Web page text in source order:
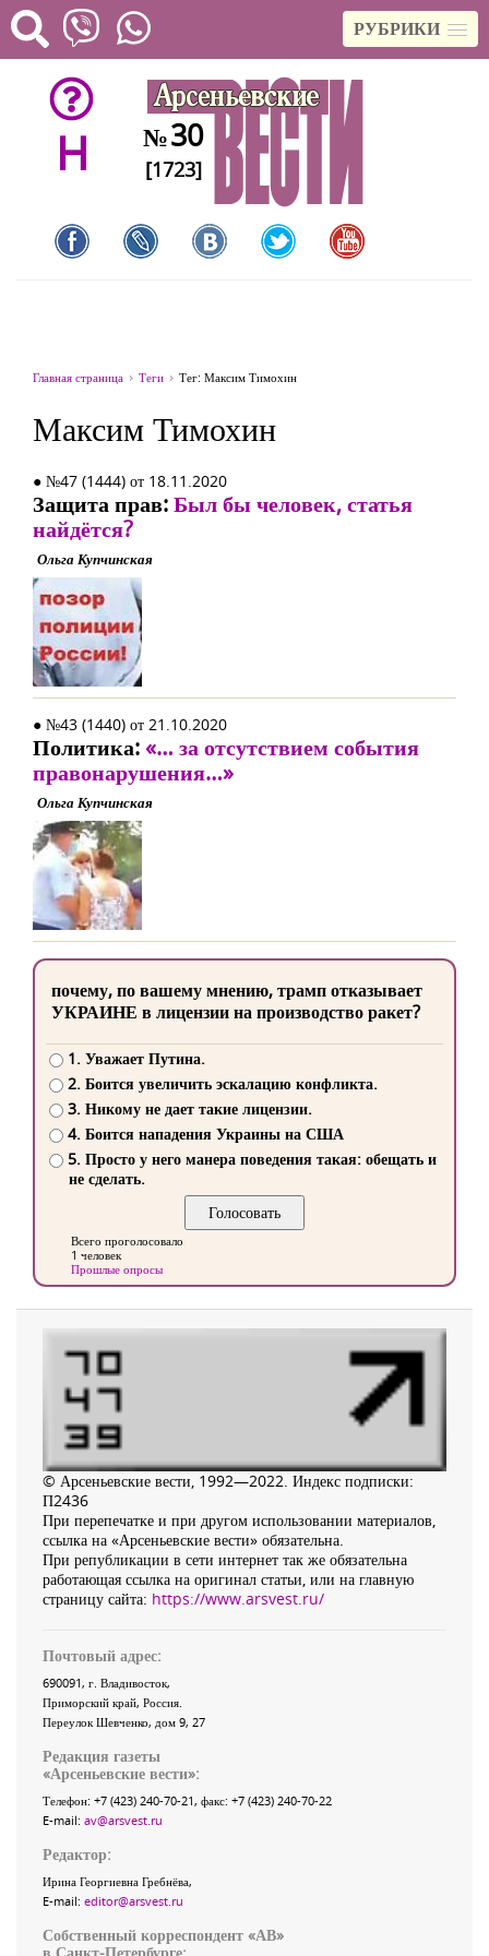
РУБРИКИ
H №30
[1723]
Главная страница Теги Тег: Максим Тимохин
Максим Тимохин
● №47 (1444) от 18.11.2020
Защита прав:Был бы человек, статья
найдётся?
Ольга Купчинская
● №43 (1440) от 21.10.2020
Политика:«… за отсутствием события
правонарушения…»
Ольга Купчинская
почему, по вашему мнению, трамп отказывает
УКРАИНЕ в лицензии на производство ракет?
1. Уважает Путина.
2. Боится увеличить эскалацию конфликта.
3. Никому не дает такие лицензии.
4. Боится нападения Украины на США
5. Просто у него манера поведения такая: обещать и
не сделать.
Всего проголосовало
1 человек
Прошлые опросы
© Арсеньевские вести, 1992—2022. Индекс подписки:
П2436
При перепечатке и при другом использовании материалов,
ссылка на «Арсеньевские вести» обязательна.
При републикации в сети интернет так же обязательна
работающая ссылка на оригинал статьи, или на главную
страницу сайта: https://www.arsvest.ru/
Почтовый адрес:
690091, г. Владивосток,
Приморский край, Россия
Переулок Шевченко, дом 9, 27
Редакция газеты
«Арсеньевские вести»:
Телефон: +7 (423) 240-70-21, факс: +7 (423) 240-70-22
E-mail: av@arsvest.ru
Редактор:
Ирина Георгиевна Гребнёва,
E-mail: editor@arsvest.ru
Собственный корреспондент «АВ»